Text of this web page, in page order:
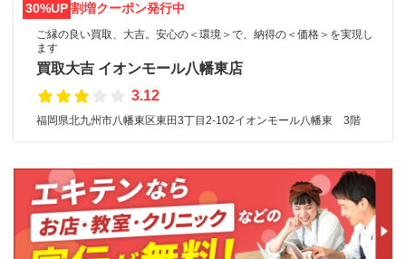
30%UP割増クーポン発行中
ご縁の良い買取、大吉。安心の＜環境＞で、納得の＜価格＞を実現し
ます
買取大吉 イオンモール八幡東店
3.12
福岡県北九州市八幡東区東田3丁目2-102イオンモール八幡東 3階